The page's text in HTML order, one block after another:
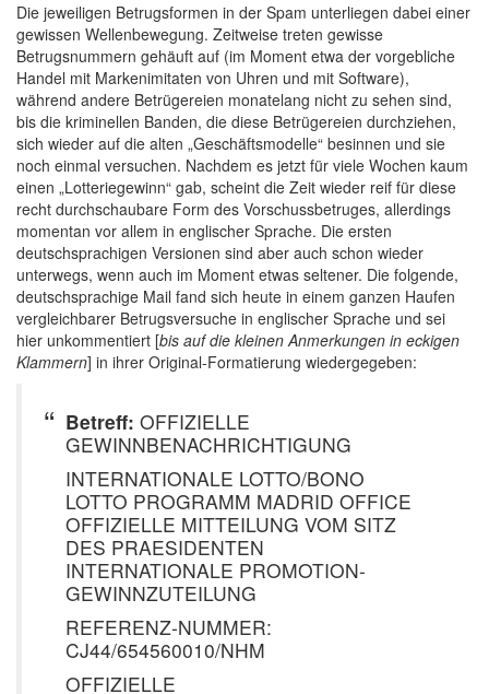
Die jeweiligen Betrugsformen in der Spam unterliegen dabei einer
gewissen Wellenbewegung. Zeitweise treten gewisse
Betrugsnummern gehäuft auf (im Moment etwa der vorgebliche
Handel mit Markenimitaten von Uhren und mit Software),
während andere Betrügereien monatelang nicht zu sehen sind,
bis die kriminellen Banden, die diese Betrügereien durchziehen,
sich wieder auf die alten „Geschäftsmodelle“ besinnen und sie
noch einmal versuchen. Nachdem es jetzt für viele Wochen kaum
einen „Lotteriegewinn“ gab, scheint die Zeit wieder reif für diese
recht durchschaubare Form des Vorschussbetruges, allerdings
momentan vor allem in englischer Sprache. Die ersten
deutschsprachigen Versionen sind aber auch schon wieder
unterwegs, wenn auch im Moment etwas seltener. Die folgende,
deutschsprachige Mail fand sich heute in einem ganzen Haufen
vergleichbarer Betrugsversuche in englischer Sprache und sei
hier unkommentiert [bis auf die kleinen Anmerkungen in eckigen
Klammern] in ihrer Original-Formatierung wiedergegeben:
Betreff: OFFIZIELLE
GEWINNBENACHRICHTIGUNG
INTERNATIONALE LOTTO/BONO
LOTTO PROGRAMM MADRID OFFICE
OFFIZIELLE MITTEILUNG VOM SITZ
DES PRAESIDENTEN
INTERNATIONALE PROMOTION-
GEWINNZUTEILUNG
REFERENZ-NUMMER:
CJ44/654560010/NHM
OFFIZIELLE